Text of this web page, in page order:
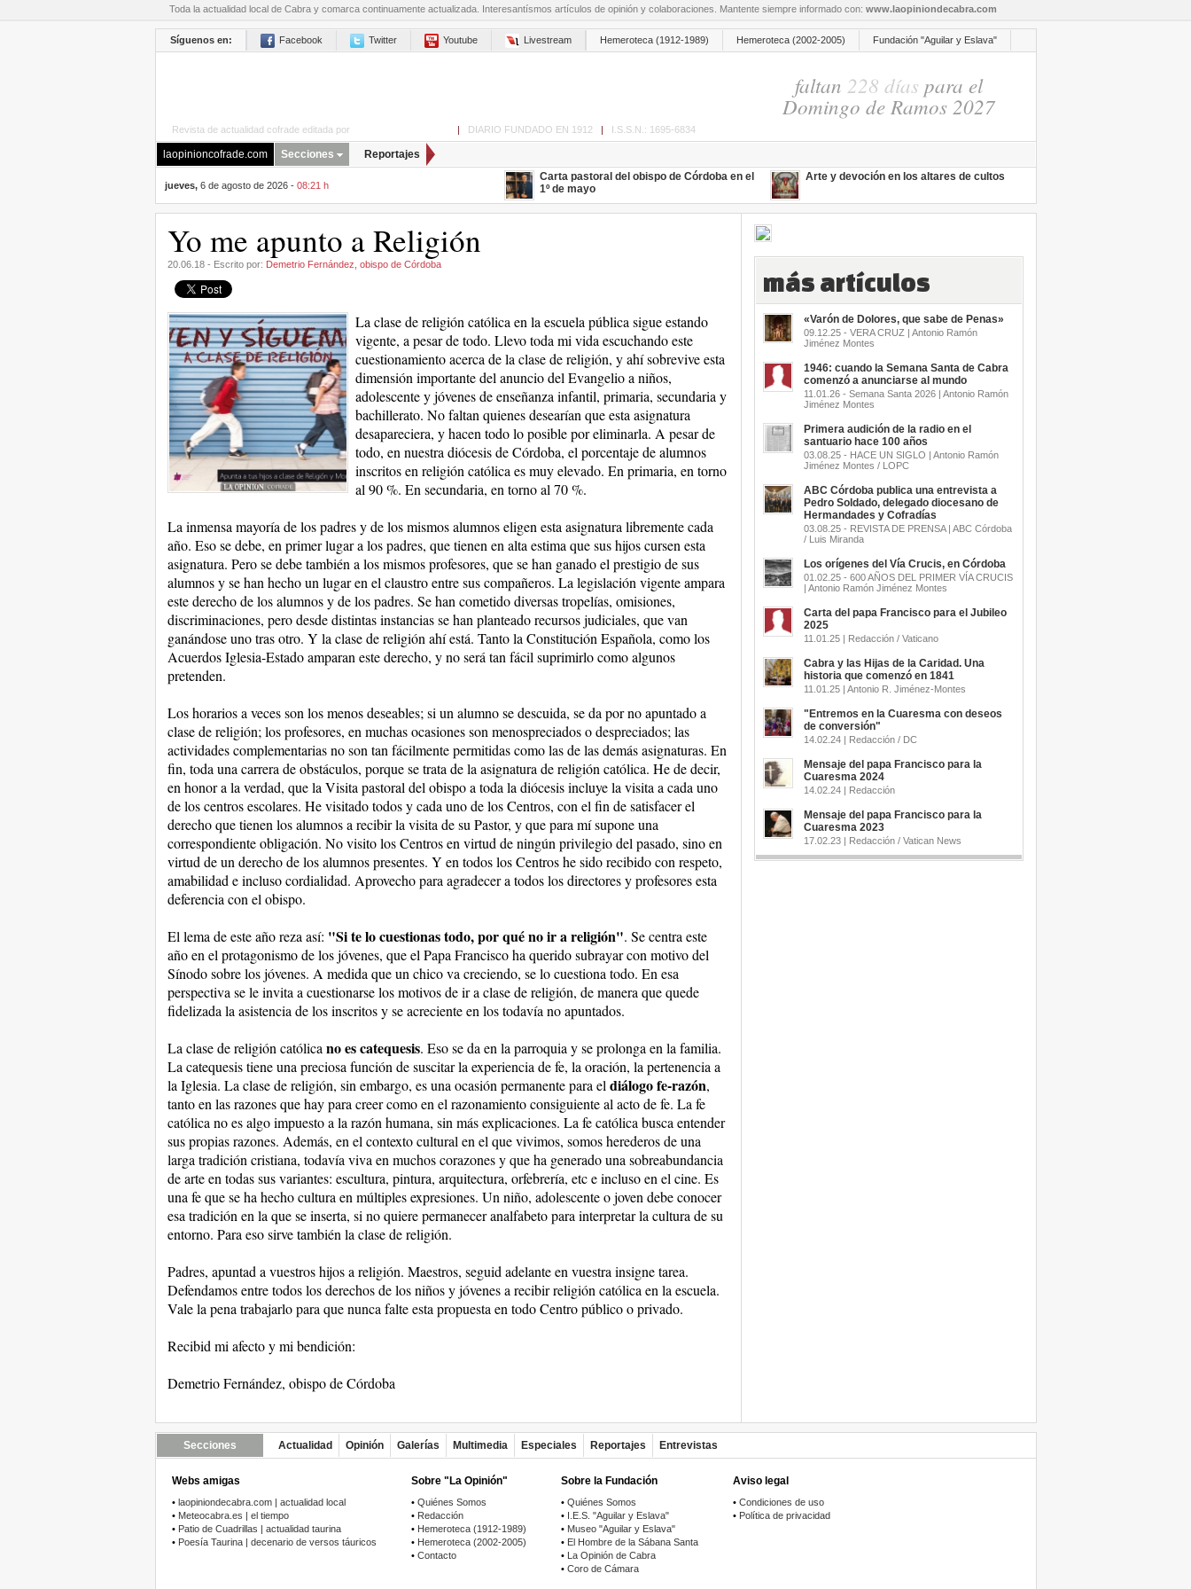
Toda la actualidad local de Cabra y comarca continuamente actualizada. Interesantísmos artículos de opinión y colaboraciones. Mantente siempre informado con: www.laopiniondecabra.com
Síguenos en: Facebook Twitter Youtube Livestream Hemeroteca (1912-1989) Hemeroteca (2002-2005) Fundación "Aguilar y Eslava"
faltan 228 días para el
Domingo de Ramos 2027
Revista de actualidad cofrade editada por | DIARIO FUNDADO EN 1912 | I.S.S.N.: 1695-6834
laopinioncofrade.com Secciones Reportajes
jueves,6 de agosto de 2026 - 08:21 h
Carta pastoral del obispo de Córdoba en el
1º de mayo
Arte y devoción en los altares de cultos
Yo me apunto a Religión
20.06.18 - Escrito por: Demetrio Fernández, obispo de Córdoba
La clase de religión católica en la escuela pública sigue estando
vigente, a pesar de todo. Llevo toda mi vida escuchando este
cuestionamiento acerca de la clase de religión, y ahí sobrevive esta
dimensión importante del anuncio del Evangelio a niños,
adolescente y jóvenes de enseñanza infantil, primaria, secundaria y
bachillerato. No faltan quienes desearían que esta asignatura
desapareciera, y hacen todo lo posible por eliminarla. A pesar de
todo, en nuestra diócesis de Córdoba, el porcentaje de alumnos
inscritos en religión católica es muy elevado. En primaria, en torno
al 90 %. En secundaria, en torno al 70 %.
La inmensa mayoría de los padres y de los mismos alumnos eligen esta asignatura libremente cada
año. Eso se debe, en primer lugar a los padres, que tienen en alta estima que sus hijos cursen esta
asignatura. Pero se debe también a los mismos profesores, que se han ganado el prestigio de sus
alumnos y se han hecho un lugar en el claustro entre sus compañeros. La legislación vigente ampara
este derecho de los alumnos y de los padres. Se han cometido diversas tropelías, omisiones,
discriminaciones, pero desde distintas instancias se han planteado recursos judiciales, que van
ganándose uno tras otro. Y la clase de religión ahí está. Tanto la Constitución Española, como los
Acuerdos Iglesia-Estado amparan este derecho, y no será tan fácil suprimirlo como algunos
pretenden.
Los horarios a veces son los menos deseables; si un alumno se descuida, se da por no apuntado a
clase de religión; los profesores, en muchas ocasiones son menospreciados o despreciados; las
actividades complementarias no son tan fácilmente permitidas como las de las demás asignaturas. En
fin, toda una carrera de obstáculos, porque se trata de la asignatura de religión católica. He de decir,
en honor a la verdad, que la Visita pastoral del obispo a toda la diócesis incluye la visita a cada uno
de los centros escolares. He visitado todos y cada uno de los Centros, con el fin de satisfacer el
derecho que tienen los alumnos a recibir la visita de su Pastor, y que para mí supone una
correspondiente obligación. No visito los Centros en virtud de ningún privilegio del pasado, sino en
virtud de un derecho de los alumnos presentes. Y en todos los Centros he sido recibido con respeto,
amabilidad e incluso cordialidad. Aprovecho para agradecer a todos los directores y profesores esta
deferencia con el obispo.
El lema de este año reza así: "Si te lo cuestionas todo, por qué no ir a religión". Se centra este
año en el protagonismo de los jóvenes, que el Papa Francisco ha querido subrayar con motivo del
Sínodo sobre los jóvenes. A medida que un chico va creciendo, se lo cuestiona todo. En esa
perspectiva se le invita a cuestionarse los motivos de ir a clase de religión, de manera que quede
fidelizada la asistencia de los inscritos y se acreciente en los todavía no apuntados.
La clase de religión católica no es catequesis. Eso se da en la parroquia y se prolonga en la familia.
La catequesis tiene una preciosa función de suscitar la experiencia de fe, la oración, la pertenencia a
la Iglesia. La clase de religión, sin embargo, es una ocasión permanente para el diálogo fe-razón,
tanto en las razones que hay para creer como en el razonamiento consiguiente al acto de fe. La fe
católica no es algo impuesto a la razón humana, sin más explicaciones. La fe católica busca entender
sus propias razones. Además, en el contexto cultural en el que vivimos, somos herederos de una
larga tradición cristiana, todavía viva en muchos corazones y que ha generado una sobreabundancia
de arte en todas sus variantes: escultura, pintura, arquitectura, orfebrería, etc e incluso en el cine. Es
una fe que se ha hecho cultura en múltiples expresiones. Un niño, adolescente o joven debe conocer
esa tradición en la que se inserta, si no quiere permanecer analfabeto para interpretar la cultura de su
entorno. Para eso sirve también la clase de religión.
Padres, apuntad a vuestros hijos a religión. Maestros, seguid adelante en vuestra insigne tarea.
Defendamos entre todos los derechos de los niños y jóvenes a recibir religión católica en la escuela.
Vale la pena trabajarlo para que nunca falte esta propuesta en todo Centro público o privado.
Recibid mi afecto y mi bendición:
Demetrio Fernández, obispo de Córdoba
más artículos
«Varón de Dolores, que sabe de Penas»
09.12.25 - VERA CRUZ | Antonio Ramón
Jiménez Montes
1946: cuando la Semana Santa de Cabra
comenzó a anunciarse al mundo
11.01.26 - Semana Santa 2026 | Antonio Ramón
Jiménez Montes
Primera audición de la radio en el
santuario hace 100 años
03.08.25 - HACE UN SIGLO | Antonio Ramón
Jiménez Montes / LOPC
ABC Córdoba publica una entrevista a
Pedro Soldado, delegado diocesano de
Hermandades y Cofradías
03.08.25 - REVISTA DE PRENSA | ABC Córdoba
/ Luis Miranda
Los orígenes del Vía Crucis, en Córdoba
01.02.25 - 600 AÑOS DEL PRIMER VÍA CRUCIS
| Antonio Ramón Jiménez Montes
Carta del papa Francisco para el Jubileo
2025
11.01.25 | Redacción / Vaticano
Cabra y las Hijas de la Caridad. Una
historia que comenzó en 1841
11.01.25 | Antonio R. Jiménez-Montes
"Entremos en la Cuaresma con deseos
de conversión"
14.02.24 | Redacción / DC
Mensaje del papa Francisco para la
Cuaresma 2024
14.02.24 | Redacción
Mensaje del papa Francisco para la
Cuaresma 2023
17.02.23 | Redacción / Vatican News
Secciones Actualidad Opinión Galerías Multimedia Especiales Reportajes Entrevistas
Webs amigas
• laopiniondecabra.com | actualidad local
• Meteocabra.es | el tiempo
• Patio de Cuadrillas | actualidad taurina
• Poesía Taurina | decenario de versos táuricos
Sobre "La Opinión"
• Quiénes Somos
• Redacción
• Hemeroteca (1912-1989)
• Hemeroteca (2002-2005)
• Contacto
Sobre la Fundación
• Quiénes Somos
• I.E.S. "Aguilar y Eslava"
• Museo "Aguilar y Eslava"
• El Hombre de la Sábana Santa
• La Opinión de Cabra
• Coro de Cámara
Aviso legal
• Condiciones de uso
• Política de privacidad